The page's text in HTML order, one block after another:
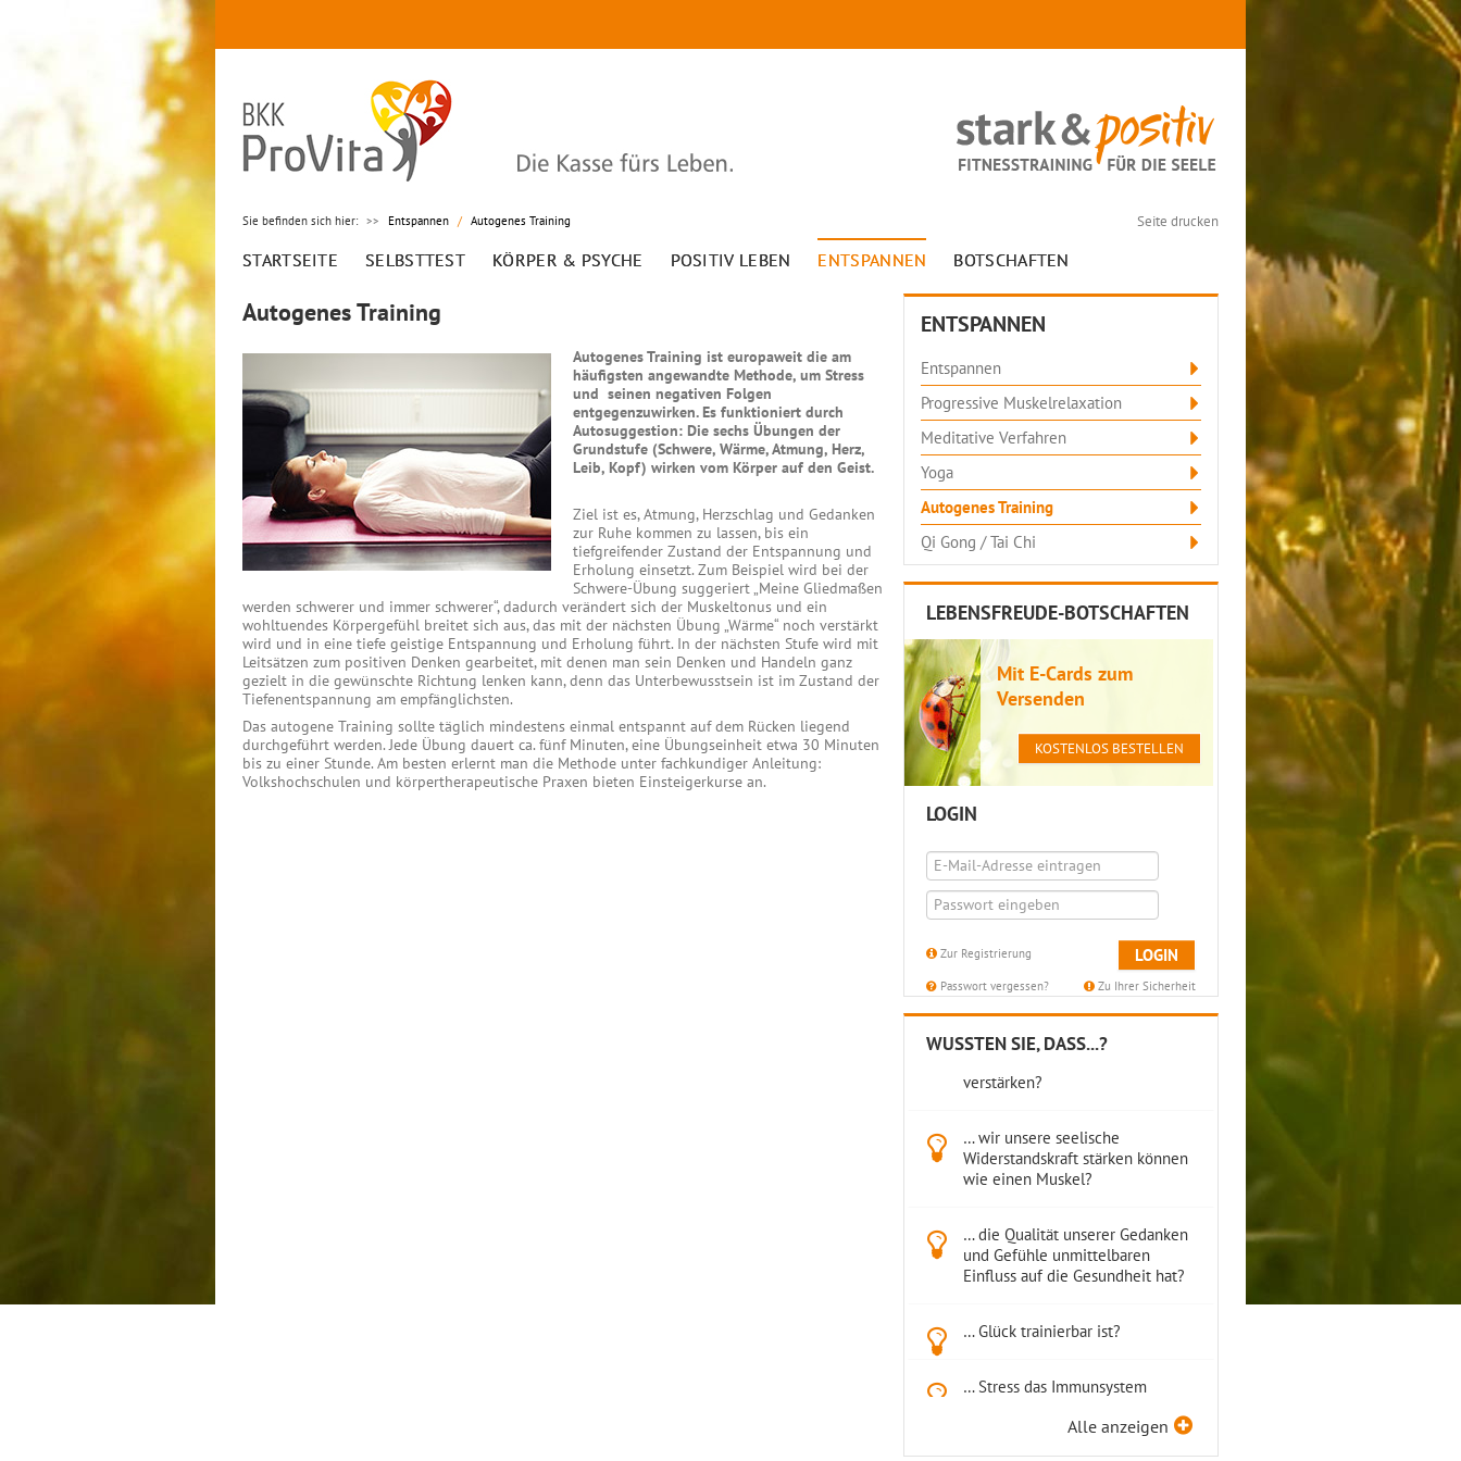
Sie befinden sich hier: >> Entspannen / Autogenes Training Seite drucken
STARTSEITE SELBSTTEST KÖRPER & PSYCHE POSITIV LEBEN ENTSPANNEN BOTSCHAFTEN
Autogenes Training
Autogenes Training ist europaweit die am
häufigsten angewandte Methode, um Stress
und seinen negativen Folgen
entgegenzuwirken. Es funktioniert durch
Autosuggestion: Die sechs Übungen der
Grundstufe (Schwere, Wärme, Atmung, Herz,
Leib, Kopf) wirken vom Körper auf den Geist.
Ziel ist es, Atmung, Herzschlag und Gedanken
zur Ruhe kommen zu lassen, bis ein
tiefgreifender Zustand der Entspannung und
Erholung einsetzt. Zum Beispiel wird bei der
Schwere-Übung suggeriert „Meine Gliedmaßen
werden schwerer und immer schwerer“, dadurch verändert sich der Muskeltonus und ein
wohltuendes Körpergefühl breitet sich aus, das mit der nächsten Übung „Wärme“ noch verstärkt
wird und in eine tiefe geistige Entspannung und Erholung führt. In der nächsten Stufe wird mit
Leitsätzen zum positiven Denken gearbeitet, mit denen man sein Denken und Handeln ganz
gezielt in die gewünschte Richtung lenken kann, denn das Unterbewusstsein ist im Zustand der
Tiefenentspannung am empfänglichsten.
Das autogene Training sollte täglich mindestens einmal entspannt auf dem Rücken liegend
durchgeführt werden. Jede Übung dauert ca. fünf Minuten, eine Übungseinheit etwa 30 Minuten
bis zu einer Stunde. Am besten erlernt man die Methode unter fachkundiger Anleitung:
Volkshochschulen und körpertherapeutische Praxen bieten Einsteigerkurse an.
ENTSPANNEN
Entspannen
Progressive Muskelrelaxation
Meditative Verfahren
Yoga
Autogenes Training
Qi Gong / Tai Chi
LEBENSFREUDE-BOTSCHAFTEN
Mit E-Cards zum
Versenden
KOSTENLOS BESTELLEN
LOGIN
LOGIN
Zur Registrierung
Passwort vergessen? Zu Ihrer Sicherheit
WUSSTEN SIE, DASS...?
… positive Gefühle und Zustände
sich – genau wie negative – selbst
verstärken?
… wir unsere seelische
Widerstandskraft stärken können
wie einen Muskel?
… die Qualität unserer Gedanken
und Gefühle unmittelbaren
Einfluss auf die Gesundheit hat?
… Glück trainierbar ist?
… Stress das Immunsystem
Alle anzeigen